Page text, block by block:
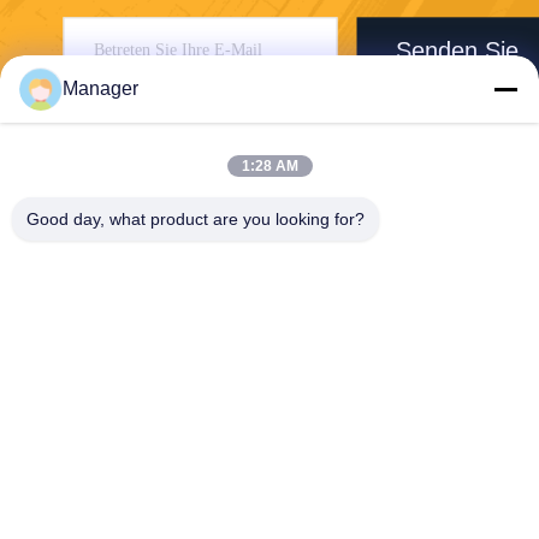
Senden Sie
Manager
1:28 AM
Good day, what product are you looking for?